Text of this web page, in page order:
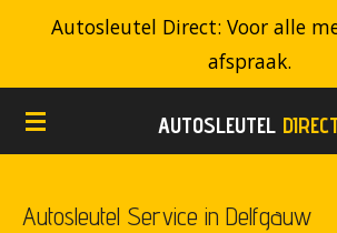
de
AUTOSLEUTEL
Autosleutel Direct: Voor alle
afspraak.
Autosleutel Service in Delfgauw